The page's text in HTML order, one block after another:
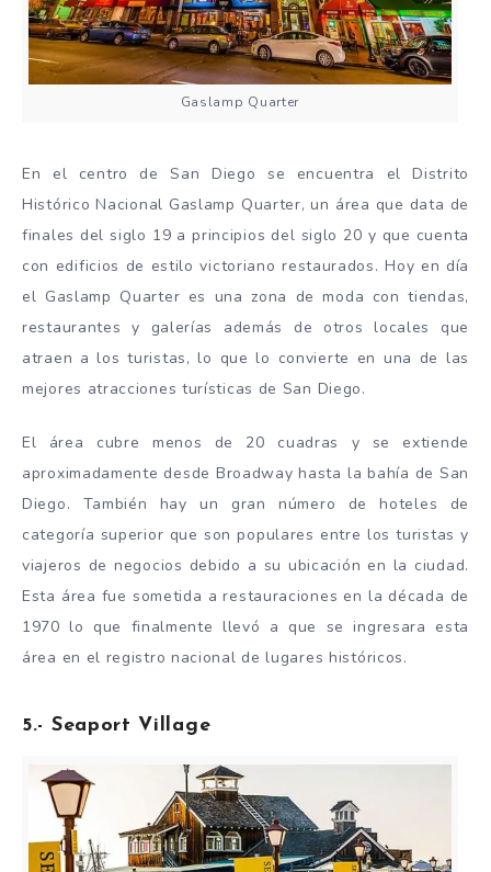
Gaslamp Quarter
En el centro de San Diego se encuentra el Distrito
Histórico Nacional Gaslamp Quarter, un área que data de
finales del siglo 19 a principios del siglo 20 y que cuenta
con edificios de estilo victoriano restaurados. Hoy en día
el Gaslamp Quarter es una zona de moda con tiendas,
restaurantes y galerías además de otros locales que
atraen a los turistas, lo que lo convierte en una de las
mejores atracciones turísticas de San Diego.
El área cubre menos de 20 cuadras y se extiende
aproximadamente desde Broadway hasta la bahía de San
Diego. También hay un gran número de hoteles de
categoría superior que son populares entre los turistas y
viajeros de negocios debido a su ubicación en la ciudad.
Esta área fue sometida a restauraciones en la década de
1970 lo que finalmente llevó a que se ingresara esta
área en el registro nacional de lugares históricos.
5.- Seaport Village